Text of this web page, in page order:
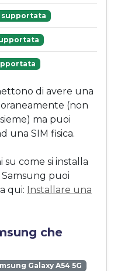
supportata
di avere una
(non
ma puoi
una SIM fisica.
su come si installa
puoi
qui: Installare una
che
Galaxy A54 5G